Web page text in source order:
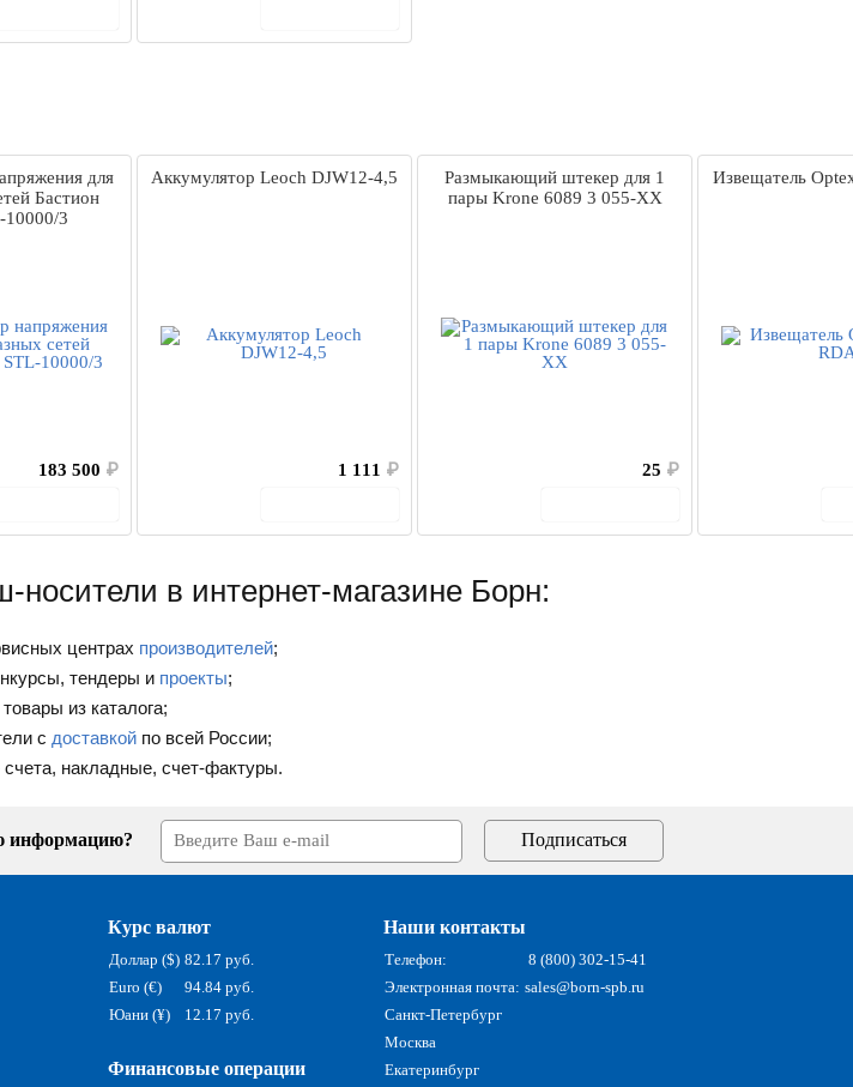
для
Бастион
10000/3
183 500 ₽
Аккумулятор Leoch DJW12-4,5
1 111 ₽
Размыкающий штекер для 1
пары Krone 6089 3 055-XX
25 ₽
Извещатель
в интернет-магазине Борн:
центрах производителей;
тендеры и проекты;
из каталога;
с доставкой по всей России;
накладные, счет-фактуры.
информацию?
Курс валют
Доллар ($) 82.17 руб.
Euro (€)
94.84 руб.
Юани (¥)
12.17 руб.
Финансовые операции
Наши контакты
Телефон:
8 (800) 302-15-41
Электронная почта: sales@born-spb.ru
Санкт-Петербург
Москва
Екатеринбург